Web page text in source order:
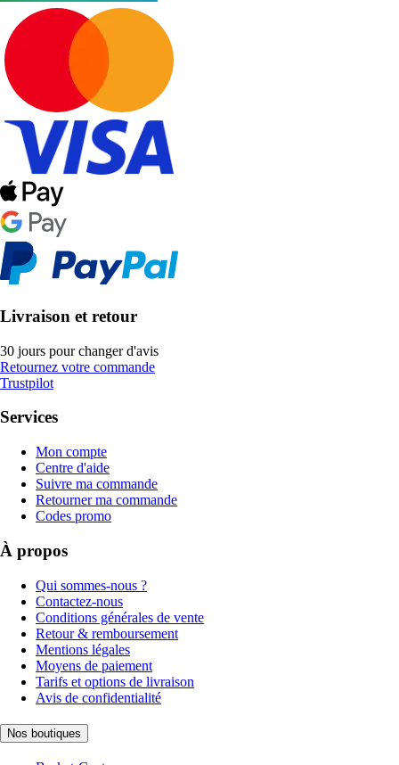
Livraison et retour
30 jours pour changer d'avis
Retournez votre commande
Trustpilot
Services
Mon compte
Centre d'aide
Suivre ma commande
Retourner ma commande
Codes promo
À propos
Qui sommes-nous ?
Contactez-nous
Conditions générales de vente
Retour & remboursement
Mentions légales
Moyens de paiement
Tarifs et options de livraison
Avis de confidentialité
Nos boutiques